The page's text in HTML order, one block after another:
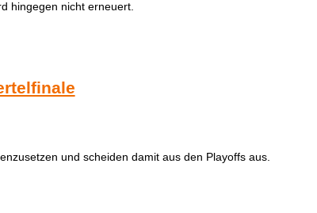
hingegen nicht erneuert.
und scheiden damit aus den Playoffs aus.